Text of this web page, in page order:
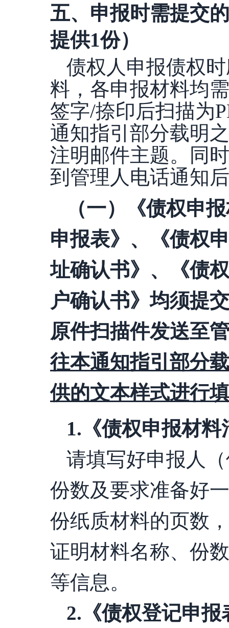
五、 申报时需提交
提供1份）
债权人申报债权
料，各申报材料均
签字/捺印后扫描为
通知指引部分载明
注明邮件主题。同
到管理人电话通知
（一）《债权申
申报表》、《债权
址确认书》、《债
户确认书》均须提
原件扫描件发送至
往本通知指引部分
供的文本样式进行
1. 《债权申报材
请填写好申报人
份数及要求准备好
份纸质材料的页数
证明材料名称、份
等信息。
2. 《债权登记申报